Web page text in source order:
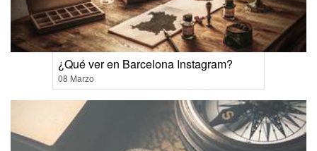
¿Qué ver en Barcelona Instagram?
08 Marzo